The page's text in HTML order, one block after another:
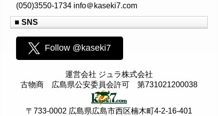
(050)3550-1734 info＠kaseki7.com
■ SNS
Follow @kaseki7
運営会社 ジュラ株式会社
古物商 広島県公安委員会許可 第731021200038
〒733-0002 広島県広島市西区楠木町4-2-16-401